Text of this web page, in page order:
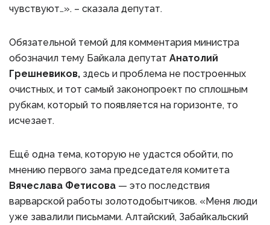
чувствуют…». – сказала депутат.
Обязательной темой для комментария министра
обозначил тему Байкала депутат Анатолий
Грешневиков, здесь и проблема не построенных
очистных, и тот самый законопроект по сплошным
рубкам, который то появляется на горизонте, то
исчезает.
Ещё одна тема, которую не удастся обойти, по
мнению первого зама председателя комитета
Вячеслава Фетисова — это последствия
варварской работы золотодобытчиков. «Меня люди
уже завалили письмами. Алтайский, Забайкальский